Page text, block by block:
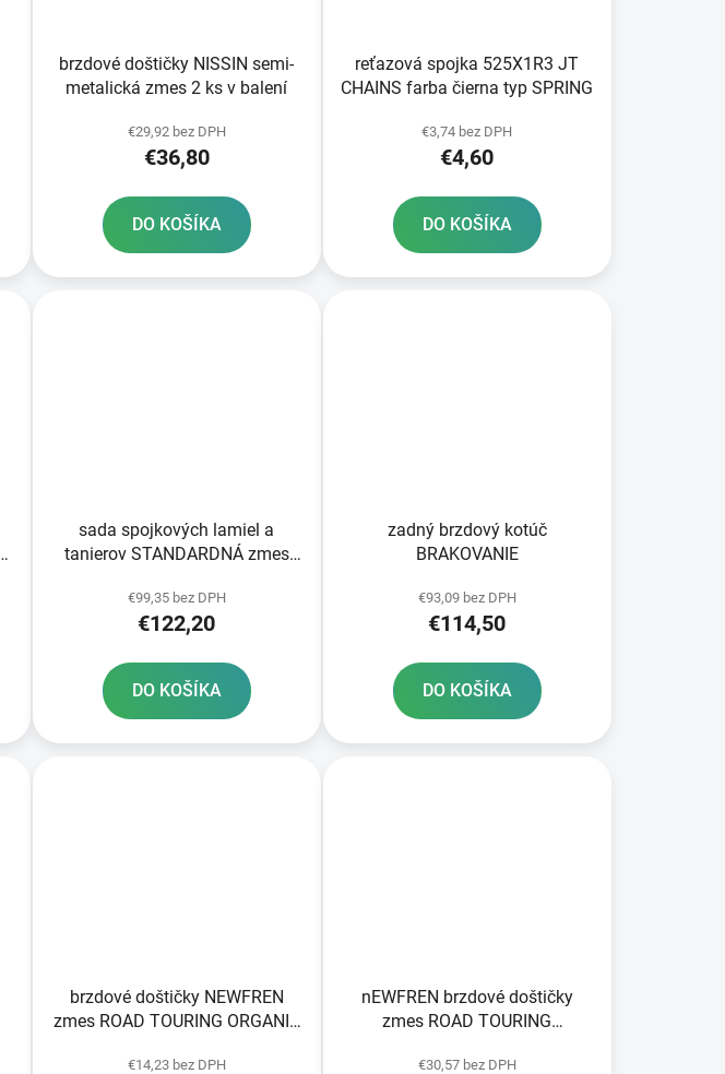
o
v
brzdové doštičky NISSIN semi-
metalická zmes 2 ks v balení
€29,92 bez DPH
€36,80
DO KOŠÍKA
reťazová spojka 525X1R3 JT
CHAINS farba čierna typ SPRING
€3,74 bez DPH
€4,60
DO KOŠÍKA
sada spojkových lamiel a
tanierov STANDARDNÁ zmes
€99,35 bez DPH
€122,20
DO KOŠÍKA
zadný brzdový kotúč
BRAKOVANIE
€93,09 bez DPH
€114,50
DO KOŠÍKA
brzdové doštičky NEWFREN
zmes ROAD TOURING ORGANIC
€14,23 bez DPH
nEWFREN brzdové doštičky
zmes ROAD TOURING
€30,57 bez DPH